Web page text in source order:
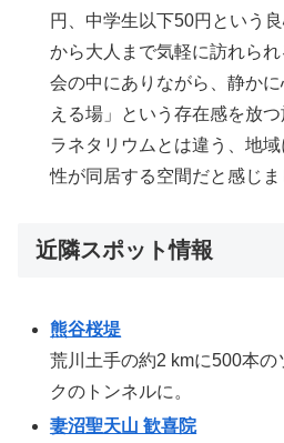
円、中学生以下50円という
から大人まで気軽に訪れら
会の中にありながら、静か
える場」という存在感を放
ラネタリウムとは違う、地
性が同居する空間だと感じま
近隣スポット情報
熊谷桜堤
荒川土手の約2 kmに500本
クのトンネルに。
妻沼聖天山 歓喜院